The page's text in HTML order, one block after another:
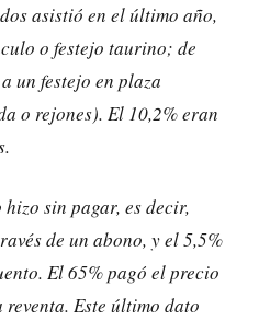
asistió en el último año,
o festejo taurino; de
un festejo en plaza
o rejones). El 10,2% eran
sin pagar, es decir,
de un abono, y el 5,5%
El 65% pagó el precio
Este último dato